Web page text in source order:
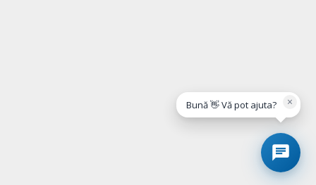
×
Bună 👋 Vă pot ajuta?